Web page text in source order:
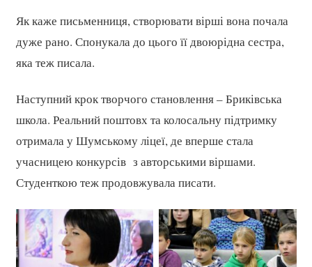
Як каже письменниця, створювати вірші вона почала
дуже рано. Спонукала до цього її двоюрідна сестра,
яка теж писала.
Наступний крок творчого становлення – Бриківська
школа. Реальний поштовх та колосальну підтримку
отримала у Шумському ліцеї, де вперше стала
учасницею конкурсів з авторськими віршами.
Студенткою теж продовжувала писати.